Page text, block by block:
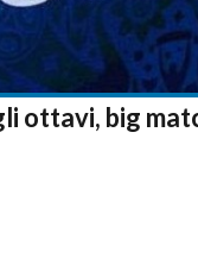
ottavi, big